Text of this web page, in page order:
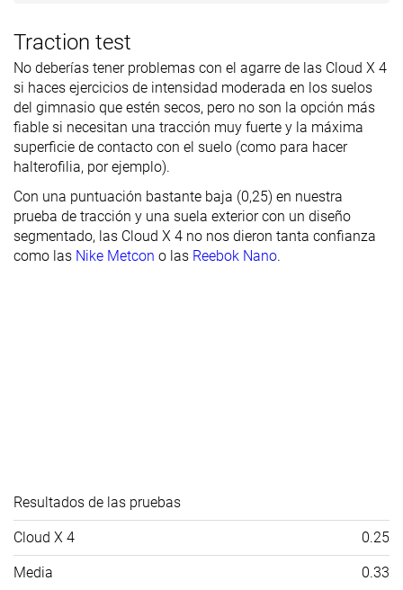
Traction test
No deberías tener problemas con el agarre de las Cloud X 4
si haces ejercicios de intensidad moderada en los suelos
del gimnasio que estén secos, pero no son la opción más
fiable si necesitan una tracción muy fuerte y la máxima
superficie de contacto con el suelo (como para hacer
halterofilia, por ejemplo).
Con una puntuación bastante baja (0,25) en nuestra
prueba de tracción y una suela exterior con un diseño
segmentado, las Cloud X 4 no nos dieron tanta confianza
como las Nike Metcon o las Reebok Nano.
Resultados de las pruebas
Cloud X 4 0.25
Media 0.33